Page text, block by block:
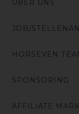
ÜBER UNS
JOB/
HORSEVEN
SPONSORING
AFFILIATE